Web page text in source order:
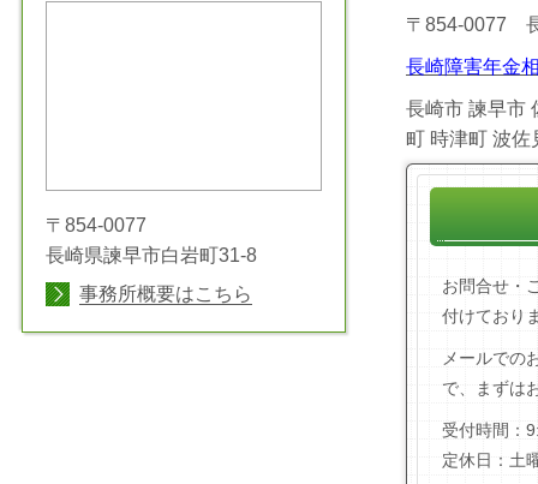
〒854-0077
長崎障害年金
長崎市 諫早市
町 時津町 波
お問合せ・
付けており
メールでの
で、まずは
受付時間：
定休日：土
〒854-0077
長崎県諫早市白岩町31-8
事務所概要はこちら